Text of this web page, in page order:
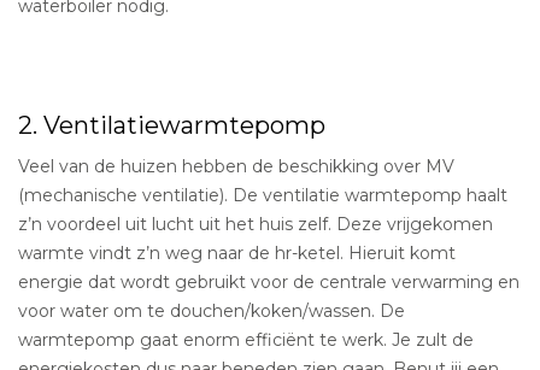
waterboiler nodig.
2. Ventilatiewarmtepomp
Veel van de huizen hebben de beschikking over MV
(mechanische ventilatie). De ventilatie warmtepomp haalt
z’n voordeel uit lucht uit het huis zelf. Deze vrijgekomen
warmte vindt z’n weg naar de hr-ketel. Hieruit komt
energie dat wordt gebruikt voor de centrale verwarming en
voor water om te douchen/koken/wassen. De
warmtepomp gaat enorm efficiënt te werk. Je zult de